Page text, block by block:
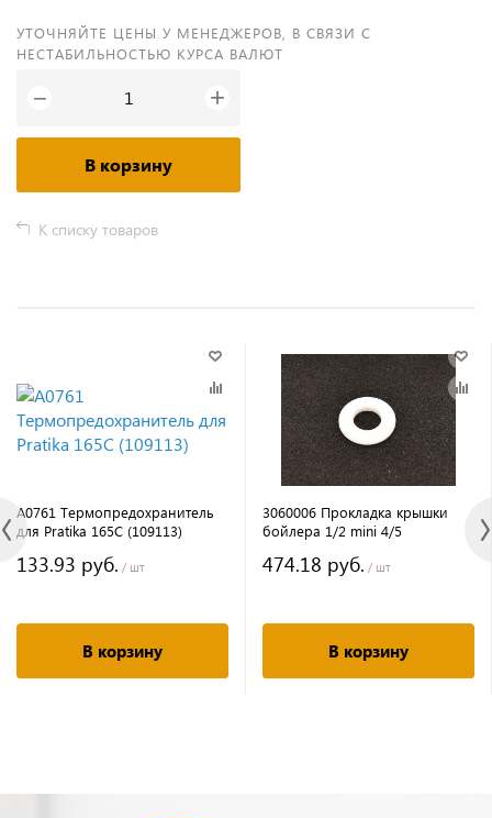
УТОЧНЯЙТЕ ЦЕНЫ У МЕНЕДЖЕРОВ, В СВЯЗИ С
НЕСТАБИЛЬНОСТЬЮ КУРСА ВАЛЮТ
− +
В корзину
К списку товаров
A0761 Термопредохранитель
для Pratika 165C (109113)
133.93 руб. / шт
В корзину
3060006 Прокладка крышки
бойлера 1/2 mini 4/5
474.18 руб. / шт
В корзину